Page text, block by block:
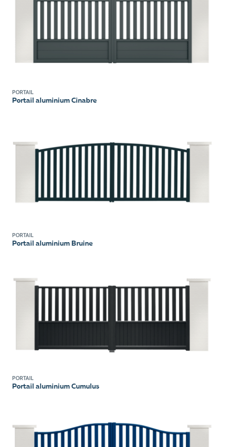
PORTAIL
Portail aluminium Cinabre
PORTAIL
Portail aluminium Bruine
PORTAIL
Portail aluminium Cumulus